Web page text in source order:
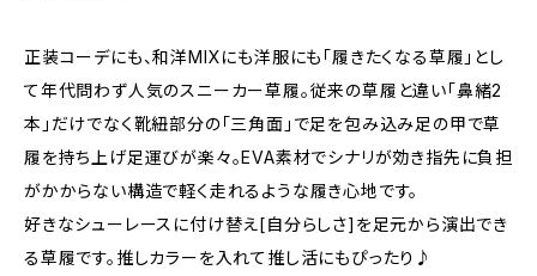
正装コーデにも、和洋MIXにも洋服にも「履きたくなる草履」とし
て年代問わず人気のスニーカー草履。従来の草履と違い「鼻緒2
本」だけでなく靴紐部分の「三角面」で足を包み込み足の甲で草
履を持ち上げ足運びが楽々。EVA素材でシナリが効き指先に負担
がかからない構造で軽く走れるような履き心地です。
好きなシューレースに付け替え[自分らしさ]を足元から演出でき
る草履です。推しカラーを入れて推し活にもぴったり♪